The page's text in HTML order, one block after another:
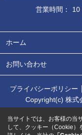
営業時間：
10
ホーム
お問い合わせ
プライバシーポリシー
Copyright(c) 株式
当サイトでは、お客様の当
して、クッキー（Cookie）